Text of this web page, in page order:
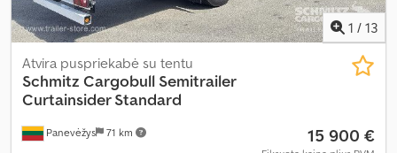
1 / 13
Panevėžys 71 km
Atvira puspriekabė su tentu
Schmitz Cargobull Semitrailer
Curtainsider Standard
15 900 €